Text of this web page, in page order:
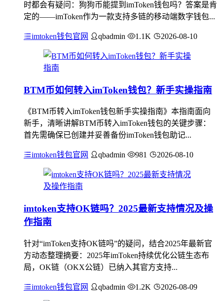
时都会有疑问：狗狗币能提到imToken钱包吗？答案是肯
定的——imToken作为一款支持多链的移动端数字钱包...
imtoken钱包官网 qbadmin 1.1K 2026-08-10
BTM币如何转入imToken钱包？新手实操指南
《BTM币转入imToken钱包新手实操指南》本指南面向
新手，清晰讲解BTM币转入imToken钱包的关键步骤：
首先需确保已创建并妥善备份imToken钱包助记...
imtoken钱包官网 qbadmin 981 2026-08-10
imtoken支持OK链吗？2025最新支持情况及操
作指南
针对“imToken支持OK链吗”的疑问，结合2025年最新官
方动态整理摘要：2025年imToken持续优化公链生态布
局，OK链（OKX公链）已纳入其官方支持...
imtoken钱包官网 qbadmin 1.2K 2026-08-09